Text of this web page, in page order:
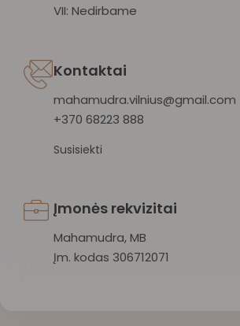
VII: Nedirbame
Kontaktai
mahamudra.vilnius@gmail.com
+370 68223 888
Susisiekti
Įmonės rekvizitai
Mahamudra, MB
Įm. kodas 306712071